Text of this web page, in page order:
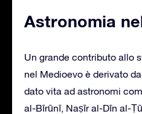
Astronomia
Un grande contributo allo
nel Medioevo è derivato
dato vita ad astronomi
al-Bīrūnī, Naṣīr al-Dīn al-